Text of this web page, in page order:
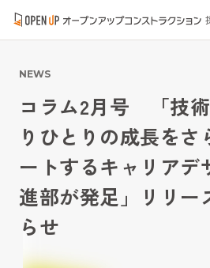
NEWS
コラム2月号 「技
りひとりの成長をさ
ートするキャリアデ
進部が発足」リリー
らせ